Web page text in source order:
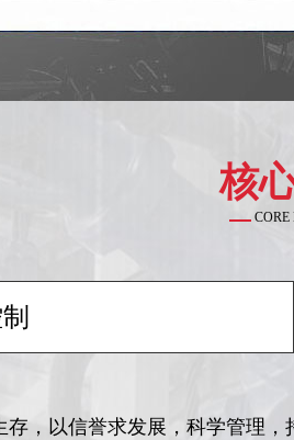
核
存，以信誉求发展，科学管理